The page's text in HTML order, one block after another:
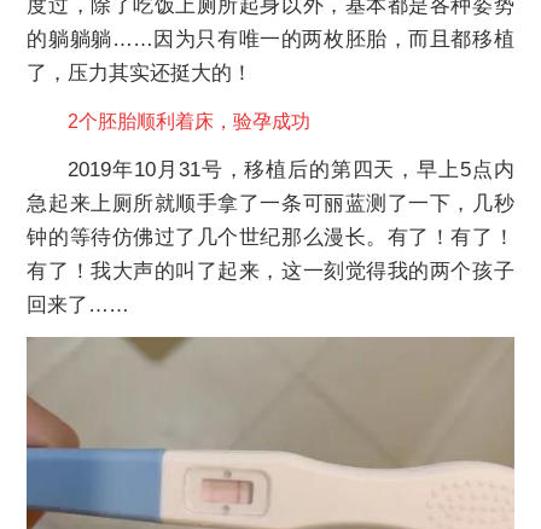
度过，除了吃饭上厕所起身以外，基本都是各种姿势
的躺躺躺……因为只有唯一的两枚胚胎，而且都移植
了，压力其实还挺大的！
2个胚胎顺利着床，验孕成功
2019年10月31号，移植后的第四天，早上5点内
急起来上厕所就顺手拿了一条可丽蓝测了一下，几秒
钟的等待仿佛过了几个世纪那么漫长。有了！有了！
有了！我大声的叫了起来，这一刻觉得我的两个孩子
回来了……